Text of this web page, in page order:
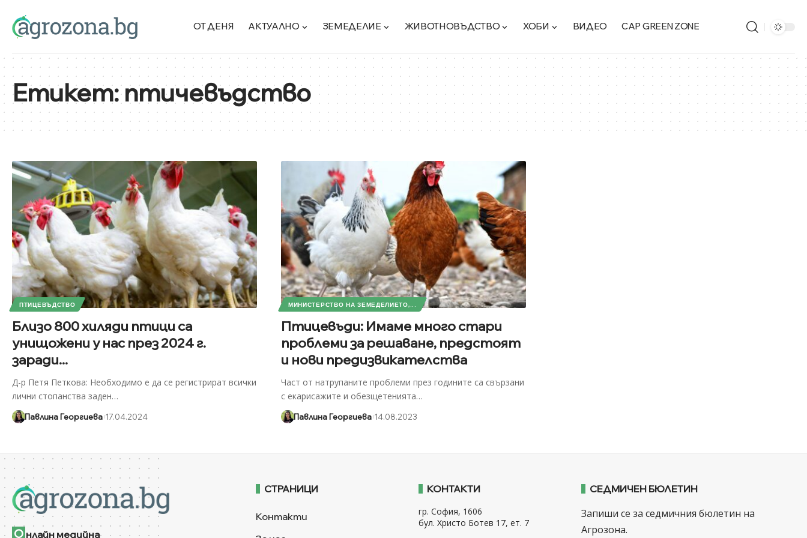
ОТ ДЕНЯ АКТУАЛНО ЗЕМЕДЕЛИЕ ЖИВОТНОВЪДСТВО ХОБИ ВИДЕО CAP GREEN ZONE
Етикет:птичевъдство
ПТИЦЕВЪДСТВО
Близо 800 хиляди птици са
унищожени у нас през 2024 г.
заради...
Д-р Петя Петкова: Необходимо е да се регистрират всички
лични стопанства заден…
Павлина Георгиева 17.04.2024
МИНИСТЕРСТВО НА ЗЕМЕДЕЛИЕТО,...
Птицевъди: Имаме много стари
проблеми за решаване, предстоят
и нови предизвикателства
Част от натрупаните проблеми през годините са свързани
с екарисажите и обезщетенията…
Павлина Георгиева 14.08.2023
О нлайн медийна
СТРАНИЦИ
Контакти
КОНТАКТИ
гр. София, 1606
бул. Христо Ботев 17, ет. 7
СЕДМИЧЕН БЮЛЕТИН
Запиши се за седмичния бюлетин на
Агрозона.